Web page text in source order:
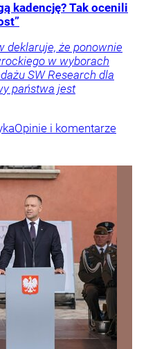
kadencję? Tak ocenili
deklaruje, że ponownie
w wyborach
SW Research dla
państwa jest
Opinie i komentarze